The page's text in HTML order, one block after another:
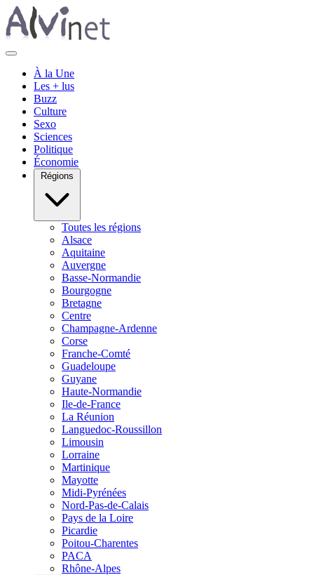
À la Une
Les + lus
Buzz
Culture
Sexo
Sciences
Politique
Économie
Régions
Toutes les régions
Alsace
Aquitaine
Auvergne
Basse-Normandie
Bourgogne
Bretagne
Centre
Champagne-Ardenne
Corse
Franche-Comté
Guadeloupe
Guyane
Haute-Normandie
Ile-de-France
La Réunion
Languedoc-Roussillon
Limousin
Lorraine
Martinique
Mayotte
Midi-Pyrénées
Nord-Pas-de-Calais
Pays de la Loire
Picardie
Poitou-Charentes
PACA
Rhône-Alpes